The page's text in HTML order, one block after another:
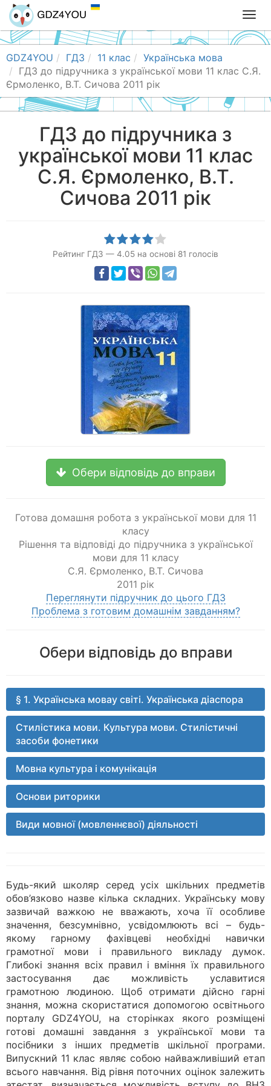
T
o
g
n
a
g
a
GDZ4YOU ГДЗ 11 клас
Українська мова
ГДЗ до підручника з української мови 11 клас С.Я.
Єрмоленко, В.Т. Сичова 2011 рік
ГДЗ до підручника з
української мови 11 клас
С.Я. Єрмоленко, В.Т.
Сичова 2011 рік
Рейтинг ГДЗ — 4.05 на основі 81 голосів
Обери відповідь до вправи
Готова домашня робота з української мови для 11
класу
Рішення та відповіді до підручника з української
мови для 11 класу
С.Я. Єрмоленко, В.Т. Сичова
2011 рік
Переглянути підручник до цього ГДЗ
Проблема з готовим домашнім завданням?
Обери відповідь до вправи
§ 1. Українська мовау світі. Українська діаспора
Стилістика мови. Культура мови. Стилістичні
засоби фонетики
Мовна культура і комунікація
Основи риторики
Види мовної (мовленнєвої) діяльності
Будь-який школяр серед усіх шкільних предметів
обов’язково назве кілька складних. Українську мову
зазвичай важкою не вважають, хоча її особливе
значення, безсумнівно, усвідомлюють всі – будь-
якому гарному фахівцеві необхідні навички
грамотної мови і правильного викладу думок.
Глибокі знання всіх правил і вміння їх правильного
застосування дає можливість уславитися
грамотною людиною. Щоб отримати дійсно гарні
знання, можна скористатися допомогою освітнього
порталу GDZ4YOU, на сторінках якого розміщені
готові домашні завдання з української мови та
посібники з інших предметів шкільної програми.
Випускний 11 клас являє собою найважливіший етап
всього навчання. Від рівня поточних оцінок залежить